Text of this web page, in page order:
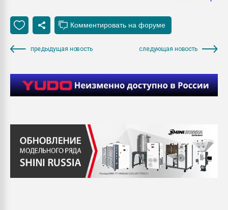
предыдущая новость следующая новость